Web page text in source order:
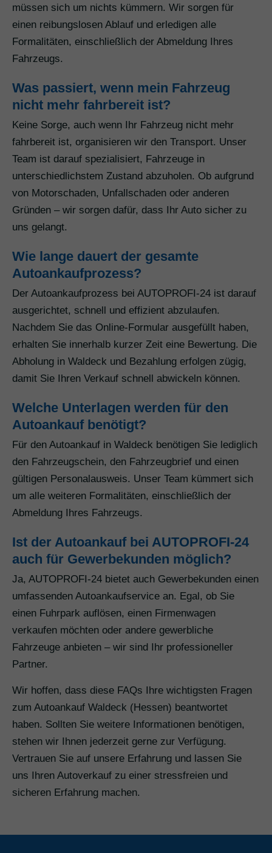
müssen sich um nichts kümmern. Wir sorgen für
einen reibungslosen Ablauf und erledigen alle
Formalitäten, einschließlich der Abmeldung Ihres
Fahrzeugs.
Was passiert, wenn mein Fahrzeug
nicht mehr fahrbereit ist?
Keine Sorge, auch wenn Ihr Fahrzeug nicht mehr
fahrbereit ist, organisieren wir den Transport. Unser
Team ist darauf spezialisiert, Fahrzeuge in
unterschiedlichstem Zustand abzuholen. Ob aufgrund
von Motorschaden, Unfallschaden oder anderen
Gründen – wir sorgen dafür, dass Ihr Auto sicher zu
uns gelangt.
Wie lange dauert der gesamte
Autoankaufprozess?
Der Autoankaufprozess bei AUTOPROFI-24 ist darauf
ausgerichtet, schnell und effizient abzulaufen.
Nachdem Sie das Online-Formular ausgefüllt haben,
erhalten Sie innerhalb kurzer Zeit eine Bewertung. Die
Abholung in Waldeck und Bezahlung erfolgen zügig,
damit Sie Ihren Verkauf schnell abwickeln können.
Welche Unterlagen werden für den
Autoankauf benötigt?
Für den Autoankauf in Waldeck benötigen Sie lediglich
den Fahrzeugschein, den Fahrzeugbrief und einen
gültigen Personalausweis. Unser Team kümmert sich
um alle weiteren Formalitäten, einschließlich der
Abmeldung Ihres Fahrzeugs.
Ist der Autoankauf bei AUTOPROFI-24
auch für Gewerbekunden möglich?
Ja, AUTOPROFI-24 bietet auch Gewerbekunden einen
umfassenden Autoankaufservice an. Egal, ob Sie
einen Fuhrpark auflösen, einen Firmenwagen
verkaufen möchten oder andere gewerbliche
Fahrzeuge anbieten – wir sind Ihr professioneller
Partner.
Wir hoffen, dass diese FAQs Ihre wichtigsten Fragen
zum Autoankauf Waldeck (Hessen) beantwortet
haben. Sollten Sie weitere Informationen benötigen,
stehen wir Ihnen jederzeit gerne zur Verfügung.
Vertrauen Sie auf unsere Erfahrung und lassen Sie
uns Ihren Autoverkauf zu einer stressfreien und
sicheren Erfahrung machen.